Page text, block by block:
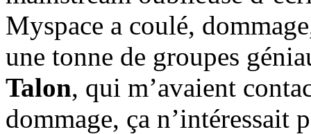
Myspace a coulé,
une tonne de groupes
Talon, qui m’avaient
dommage, ça n’intéressait